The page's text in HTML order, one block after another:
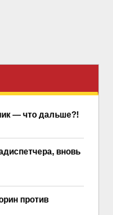
— что дальше?!
вновь
против